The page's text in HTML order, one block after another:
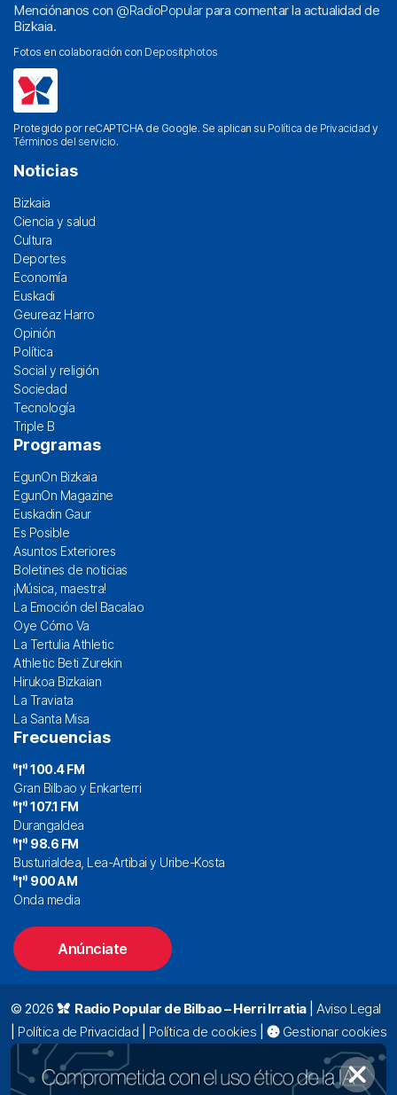
Menciónanos con @RadioPopularpara comentar la actualidad de
Bizkaia.
Fotos en colaboración con Depositphotos
Protegido por reCAPTCHA de Google. Se aplican su Política de Privacidad y
Términos del servicio.
Noticias
Bizkaia
Ciencia y salud
Cultura
Deportes
Economía
Euskadi
Geureaz Harro
Opinión
Política
Social y religión
Sociedad
Tecnología
Triple B
Programas
EgunOn Bizkaia
EgunOn Magazine
Euskadin Gaur
Es Posible
Asuntos Exteriores
Boletines de noticias
¡Música, maestra!
La Emoción del Bacalao
Oye Cómo Va
La Tertulia Athletic
Athletic Beti Zurekin
Hirukoa Bizkaian
La Traviata
La Santa Misa
Frecuencias
100.4 FM
Gran Bilbao y Enkarterri
107.1 FM
Durangaldea
98.6 FM
Busturialdea, Lea-Artibai y Uribe-Kosta
900 AM
Onda media
Anúnciate
© 2026 Radio Popular de Bilbao – Herri Irratia| Aviso Legal
Política de Privacidad Política de cookies
Gestionar cookies
Alda. Mazarredo, 47 – 7º 48009 Bilbao |
94 423 92 00|
oyentes@radiopopular.com